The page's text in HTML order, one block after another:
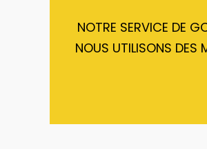
NOTRE SERVICE DE
NOUS UTILISONS DES